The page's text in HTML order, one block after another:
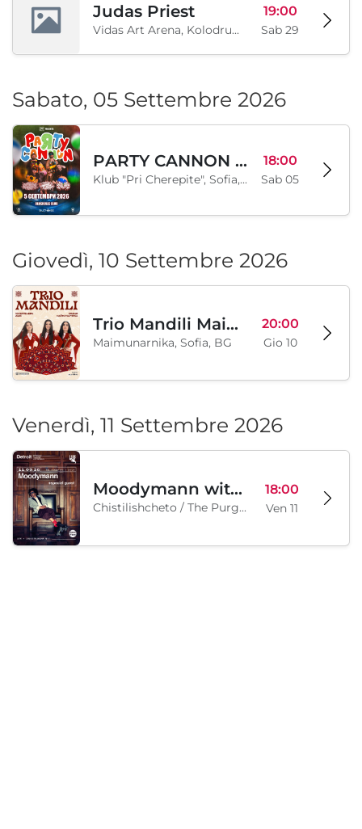
Judas Priest
Vidas Art Arena, Kolodrum, Borisova gradina, Sofia, BG
19:00
Sab 29
Sabato, 05 Settembre 2026
PARTY CANNON live in Sofia
Klub "Pri Cherepite", Sofia, BG
18:00
Sab 05
Giovedì, 10 Settembre 2026
Trio Mandili Maimunarnika- Sofia
Maimunarnika, Sofia, BG
20:00
Gio 10
Venerdì, 11 Settembre 2026
Moodymann with special guests
Chistilishcheto / The Purgatory, Sofia, BG
18:00
Ven 11